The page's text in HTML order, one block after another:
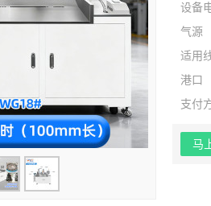
设备
气源
适用
港口
支付
马